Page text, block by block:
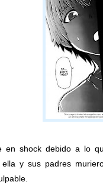
en shock debido a
y sus padres